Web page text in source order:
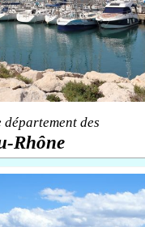
des
Rhône